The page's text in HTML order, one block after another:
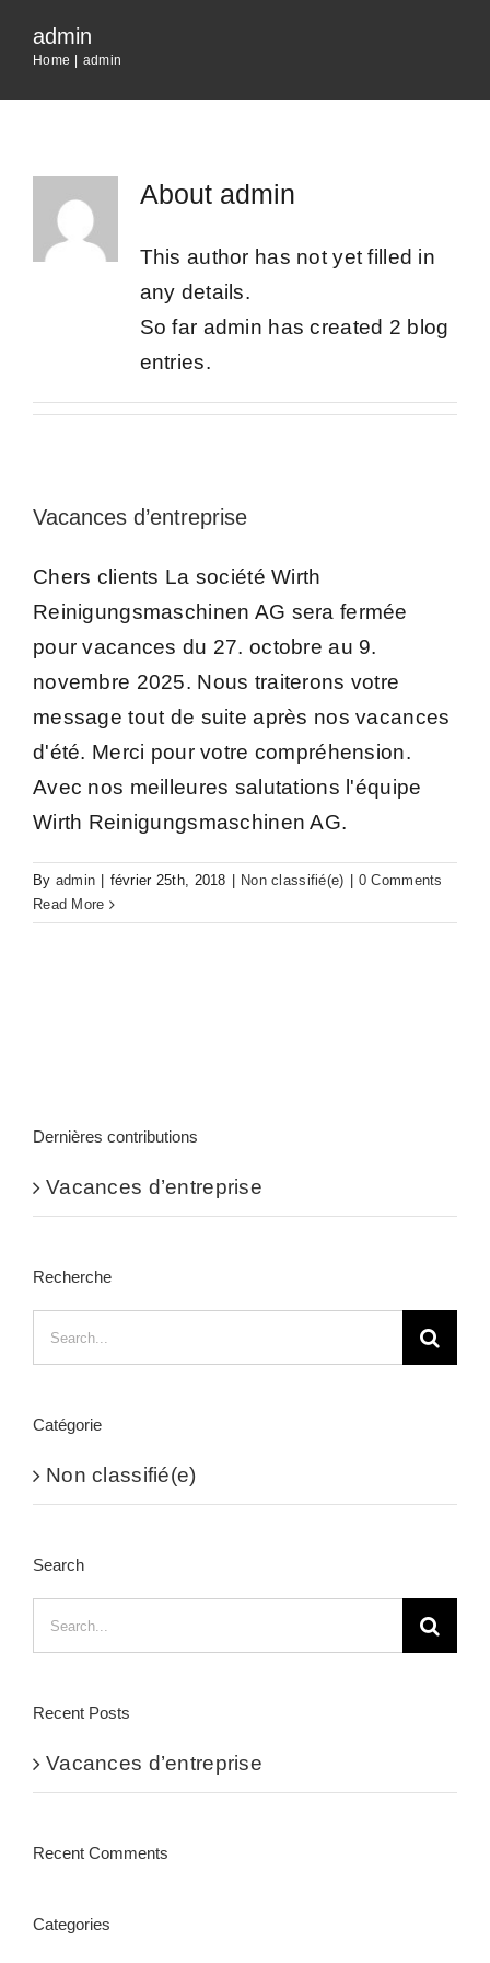
Accueil
L’entreprise
Boutique
admin
Home admin
About admin
This author has not yet filled in
any details.
So far admin has created 2 blog
entries.
Vacances d’entreprise
Chers clients La société Wirth
Reinigungsmaschinen AG sera fermée
pour vacances du 27. octobre au 9.
novembre 2025. Nous traiterons votre
message tout de suite après nos vacances
d'été. Merci pour votre compréhension.
Avec nos meilleures salutations l'équipe
Wirth Reinigungsmaschinen AG.
By admin février 25th, 2018 Non classifié(e)
0 Comments
Read More
Dernières contributions
Vacances d’entreprise
Recherche
for:
Catégorie
Non classifié(e)
Search
for:
Recent Posts
Vacances d’entreprise
Recent Comments
Categories